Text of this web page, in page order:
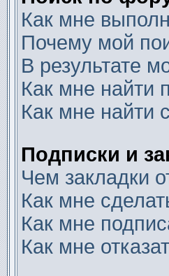
Как мне
Почему мой
В результате
Как мне найти
Как мне найти
Подписки и
Чем закладки
Как мне
Как мне
Как мне